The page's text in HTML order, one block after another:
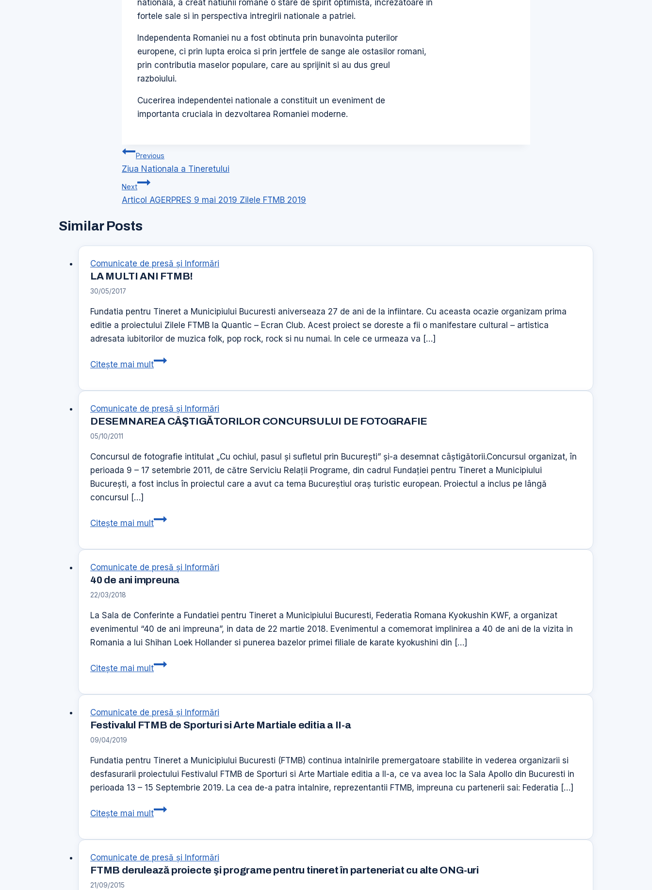
nationala, a creat natiunii romane o stare de spirit optimista, increzatoare in
fortele sale si in perspectiva intregirii nationale a patriei.
Independenta Romaniei nu a fost obtinuta prin bunavointa puterilor
europene, ci prin lupta eroica si prin jertfele de sange ale ostasilor romani,
prin contributia maselor populare, care au sprijinit si au dus greul
razboiului.
Cucerirea independentei nationale a constituit un eveniment de
importanta cruciala in dezvoltarea Romaniei moderne.
Navigare
în
articole
Previous
Ziua Nationala a Tineretului
Next
Articol AGERPRES 9 mai 2019 Zilele FTMB 2019
Similar Posts
Comunicate de presă şi Informări
LA MULTI ANI FTMB!
30/05/2017
Fundatia pentru Tineret a Municipiului Bucuresti aniverseaza 27 de ani de la infiintare. Cu aceasta ocazie organizam prima
editie a proiectului Zilele FTMB la Quantic – Ecran Club. Acest proiect se doreste a fii o manifestare cultural – artistica
adresata iubitorilor de muzica folk, pop rock, rock si nu numai. In cele ce urmeaza va […]
Citește mai multLA
Comunicate de presă şi Informări
DESEMNAREA CÂŞTIGĂTORILOR CONCURSULUI DE FOTOGRAFIE
05/10/2011
Concursul de fotografie intitulat „Cu ochiul, pasul și sufletul prin București” şi-a desemnat câştigătorii.Concursul organizat, în
perioada 9 – 17 setembrie 2011, de către Serviciu Relații Programe, din cadrul Fundației pentru Tineret a Municipiului
București, a fost inclus în proiectul care a avut ca tema Bucureștiul oraș turistic european. Proiectul a inclus pe lângă
concursul […]
Citește mai multDESEMNAREA
FOTOGRAFIE
Comunicate de presă şi Informări
40 de ani impreuna
22/03/2018
La Sala de Conferinte a Fundatiei pentru Tineret a Municipiului Bucuresti, Federatia Romana Kyokushin KWF, a organizat
evenimentul “40 de ani impreuna”, in data de 22 martie 2018. Evenimentul a comemorat implinirea a 40 de ani de la vizita in
Romania a lui Shihan Loek Hollander si punerea bazelor primei filiale de karate kyokushini din […]
Citește mai mult40
Comunicate de presă şi Informări
Festivalul FTMB de Sporturi si Arte Martiale editia a II-a
09/04/2019
Fundatia pentru Tineret a Municipiului Bucuresti (FTMB) continua intalnirile premergatoare stabilite in vederea organizarii si
desfasurarii proiectului Festivalul FTMB de Sporturi si Arte Martiale editia a II-a, ce va avea loc la Sala Apollo din Bucuresti in
perioada 13 – 15 Septembrie 2019. La cea de-a patra intalnire, reprezentantii FTMB, impreuna cu partenerii sai: Federatia […]
Citește mai multFestivalul
si
Arte
Comunicate de presă şi Informări
FTMB derulează proiecte şi programe pentru tineret în parteneriat cu alte ONG-uri
21/09/2015